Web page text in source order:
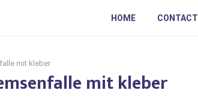
HOME CONTACT
mit kleber
mit kleber